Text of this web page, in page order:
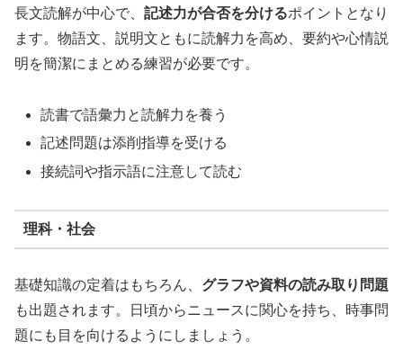
長文読解が中心で、 記述力が合否を分けるポイントとなり
ます。物語文、説明文ともに読解力を高め、要約や心情説
明を簡潔にまとめる練習が必要です。
読書で語彙力と読解力を養う
記述問題は添削指導を受ける
接続詞や指示語に注意して読む
理科・社会
基礎知識の定着はもちろん、 グラフや資料の読み取り問題
も出題されます。日頃からニュースに関心を持ち、時事問
題にも目を向けるようにしましょう。